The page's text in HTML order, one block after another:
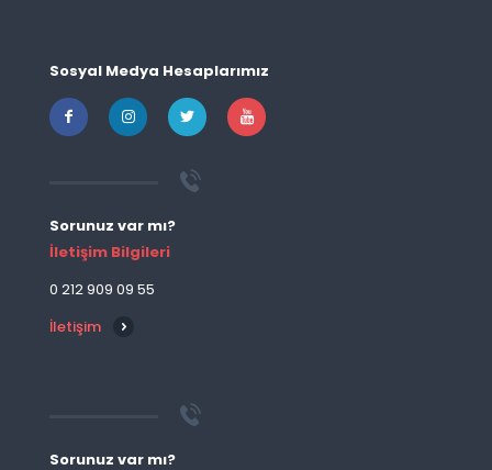
Sosyal Medya Hesaplarımız
Sorunuz var mı?
İletişim Bilgileri
0 212 909 09 55
İletişim
Sorunuz var mı?